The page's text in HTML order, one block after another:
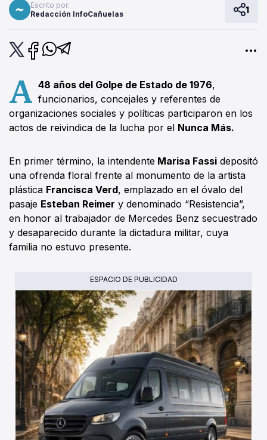
Escrito por:
Redacción InfoCañuelas
1
A 48 años del Golpe de Estado de 1976,
funcionarios, concejales y referentes de
organizaciones sociales y políticas participaron en los
actos de reivindica de la lucha por el Nunca Más.
En primer término, la intendente Marisa Fassi depositó
una ofrenda floral frente al monumento de la artista
plástica Francisca Verd, emplazado en el óvalo del
pasaje Esteban Reimer y denominado “Resistencia”,
en honor al trabajador de Mercedes Benz secuestrado
y desaparecido durante la dictadura militar, cuya
familia no estuvo presente.
ESPACIO DE PUBLICIDAD